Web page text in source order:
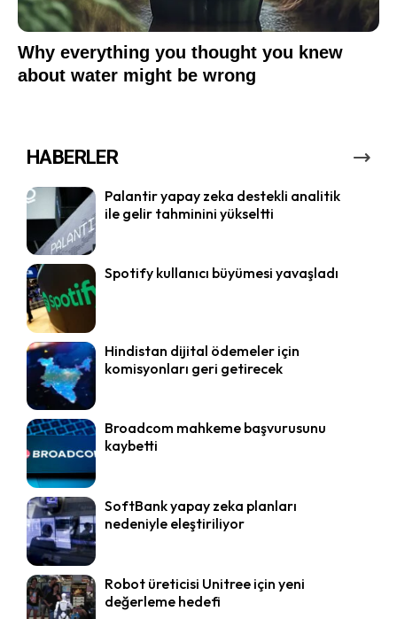
HABERLER
Palantir yapay zeka destekli analitik
ile gelir tahminini yükseltti
Spotify kullanıcı büyümesi yavaşladı
Hindistan dijital ödemeler için
komisyonları geri getirecek
Broadcom mahkeme başvurusunu
kaybetti
SoftBank yapay zeka planları
nedeniyle eleştiriliyor
Robot üreticisi Unitree için yeni
değerleme hedefi